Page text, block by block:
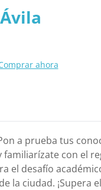
ahora
a prueba tus
familiarízate con el
el desafío
la ciudad. ¡Supera